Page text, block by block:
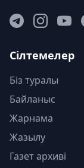
Сілтемелер
Біз туралы
Байланыс
Жарнама
Жазылу
Газет архиві